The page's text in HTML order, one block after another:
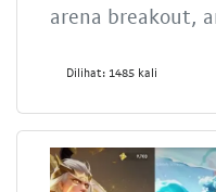
arena breakout,
Dilihat: 1485 kali